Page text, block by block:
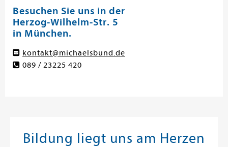
Besuchen Sie uns in der
Herzog-Wilhelm-Str. 5
in München.
kontakt@michaelsbund.de
089 / 23225 420
Bildung liegt uns am Herzen